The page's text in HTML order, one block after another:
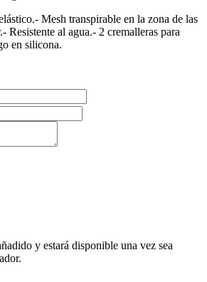
Mesh transpirable en la zona de las
Resistente al agua.- 2 cremalleras para
en silicona.
y estará disponible una vez sea